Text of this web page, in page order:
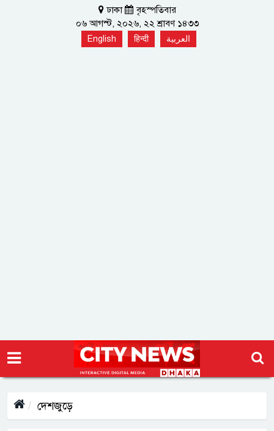
ঢাকা
বৃহস্পতিবার
০৬ আগস্ট, ২০২৬, ২২ শ্রাবণ ১৪৩৩
English हिन्दी العربية
দেশজুড়ে